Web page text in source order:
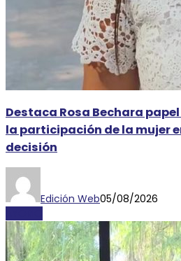
Destaca Rosa Bechara papel
la participación de la mujer
decisión
Edición Web05/08/2026